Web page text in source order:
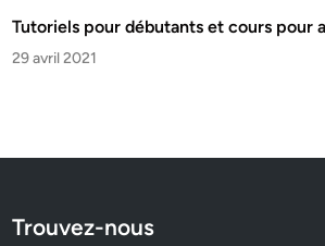
Tutoriels pour débutants et cours pour
29 avril 2021
Trouvez-nous